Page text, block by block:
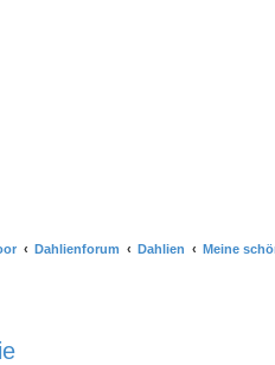
Dahlienforum Dahlien Meine